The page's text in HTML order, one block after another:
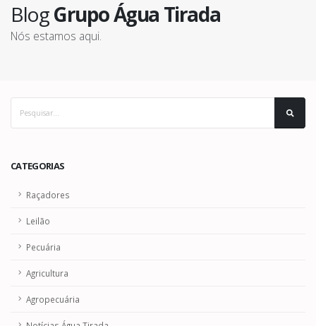
BlogGrupo Água Tirada
Nós estamos aqui.
CATEGORIAS
Raçadores
Leilão
Pecuária
Agricultura
Agropecuária